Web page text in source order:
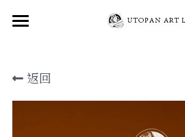
All Products
返回
所有商品分類